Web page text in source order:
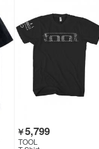
￥5,799
TOOL